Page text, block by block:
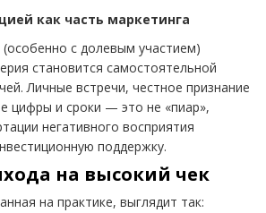
как часть маркетинга
(особенно с долевым участием)
становится самостоятельной
Личные встречи, честное признание
цифры и сроки — это не «пиар»,
негативного восприятия
поддержку.
на высокий чек
на практике, выглядит так: